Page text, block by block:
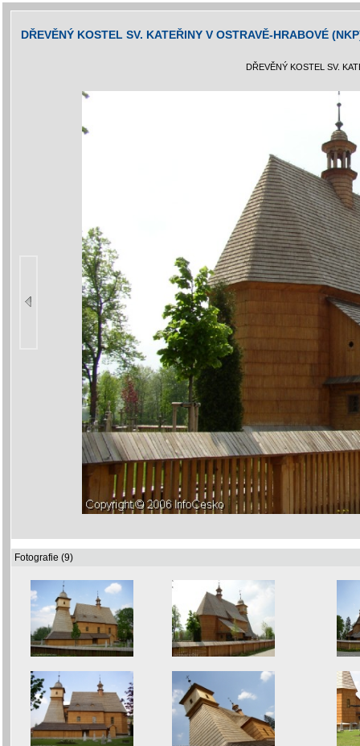
DŘEVĚNÝ KOSTEL SV. KATEŘINY V OSTRAVĚ-HRABOVÉ
DŘEVĚNÝ KOSTEL SV.
Fotografie (9)